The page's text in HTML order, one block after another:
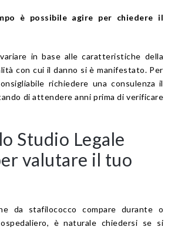
è possibile agire per chiedere il
in base alle caratteristiche della
con cui il danno si è manifestato. Per
richiedere una consulenza il
di attendere anni prima di verificare
Studio Legale
valutare il tuo
da stafilococco compare durante o
è naturale chiedersi se si